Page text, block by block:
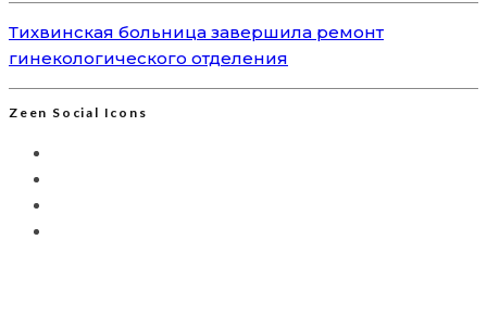
Тихвинская больница завершила ремонт
гинекологического отделения
Zeen Social Icons